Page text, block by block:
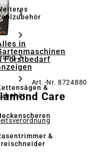
in
Forstbedarf
&
&
Art.-Nr. 8724880
Care